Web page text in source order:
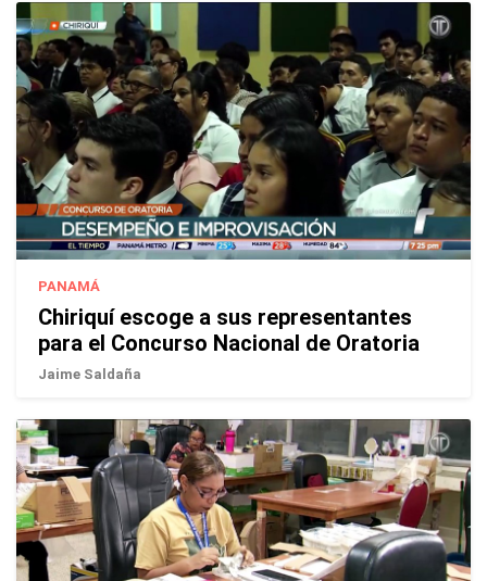
PANAMÁ
Chiriquí escoge a sus representantes
para el Concurso Nacional de Oratoria
Jaime Saldaña